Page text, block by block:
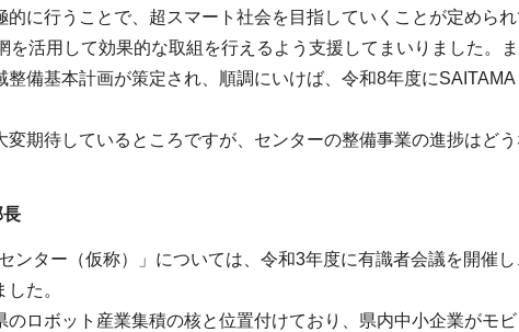
的に行うことで、超スマート社会を目指していくことが定められ
を活用して効果的な取組を行えるよう支援してまいりました。
整備基本計画が策定され、順調にいけば、令和8年度に
変期待しているところですが、センターの整備事業の進捗はど
ンター（仮称）」については、令和3年度に有識者会議を開催
た。
のロボット産業集積の核と位置付けており、県内中小企業がモ